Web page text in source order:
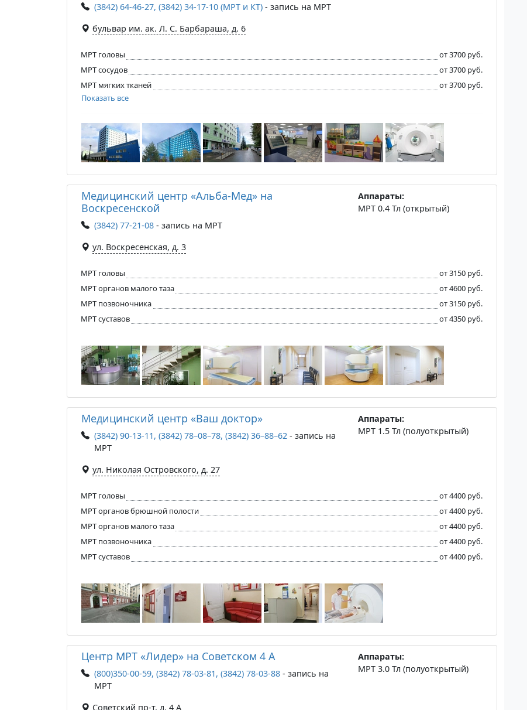
(3842) 64-46-27, (3842) 34-17-10 (МРТ и КТ) - запись на МРТ
бульвар им. ак. Л. С. Барбараша, д. 6
МРТ головы
от 3700 руб.
МРТ сосудов
от 3700 руб.
МРТ мягких тканей
от 3700 руб.
Показать все
Медицинский центр «Альба-Мед» на
Воскресенской
(3842) 77-21-08 - запись на МРТ
ул. Воскресенская, д. 3
Аппараты:
МРТ 0.4 Тл (открытый)
МРТ головы
от 3150 руб.
МРТ органов малого таза
от 4600 руб.
МРТ позвоночника
от 3150 руб.
МРТ суставов
от 4350 руб.
Медицинский центр «Ваш доктор»
(3842) 90-13-11, (3842) 78–08–78, (3842) 36–88–62 - запись на
МРТ
ул. Николая Островского, д. 27
Аппараты:
МРТ 1.5 Тл (полуоткрытый)
МРТ головы
от 4400 руб.
МРТ органов брюшной полости
от 4400 руб.
МРТ органов малого таза
от 4400 руб.
МРТ позвоночника
от 4400 руб.
МРТ суставов
от 4400 руб.
Центр МРТ «Лидер» на Советском 4 А
(800)350-00-59, (3842) 78-03-81, (3842) 78-03-88 - запись на
МРТ
Советский пр-т, д. 4 А
Аппараты:
МРТ 3.0 Тл (полуоткрытый)